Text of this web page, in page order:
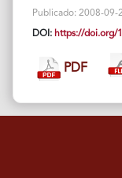
Publicado: 2008-09-
DOI: https://doi.org/
PDF